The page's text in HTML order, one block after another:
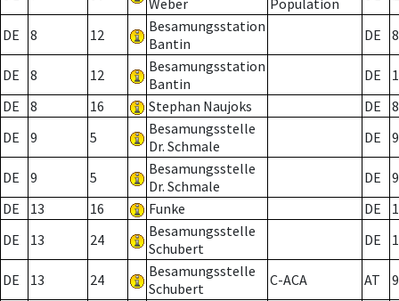
Weber
Population
DE 8 12
Besamungsstation
Bantin
DE 8
DE 8 12
Besamungsstation
Bantin
DE
DE
8 16 Stephan Naujoks DE
8
DE
9 5
Besamungsstelle
Dr. Schmale
DE 9
DE 9 5
Besamungsstelle
Dr. Schmale
DE
9
DE
13 16 Funke DE
DE
13 24
Besamungsstelle
Schubert
DE
DE 13 24
Besamungsstelle
Schubert
C-ACA AT